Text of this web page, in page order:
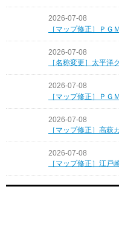
2026-07-08
［マップ修正］ＰＧ
2026-07-08
［名称変更］太平洋
2026-07-08
［マップ修正］ＰＧ
2026-07-08
［マップ修正］高萩
2026-07-08
［マップ修正］江戸